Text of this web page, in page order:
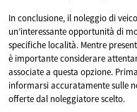
In conclusione, il noleggio di
un’interessante opportunità di
specifiche località. Mentre
è importante considerare
associate a questa opzione.
informarsi accuratamente sulle
offerte dal noleggiatore scelto.